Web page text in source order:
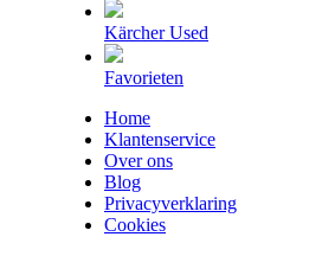
Kärcher Used
Favorieten
Home
Klantenservice
Over ons
Blog
Privacyverklaring
Cookies